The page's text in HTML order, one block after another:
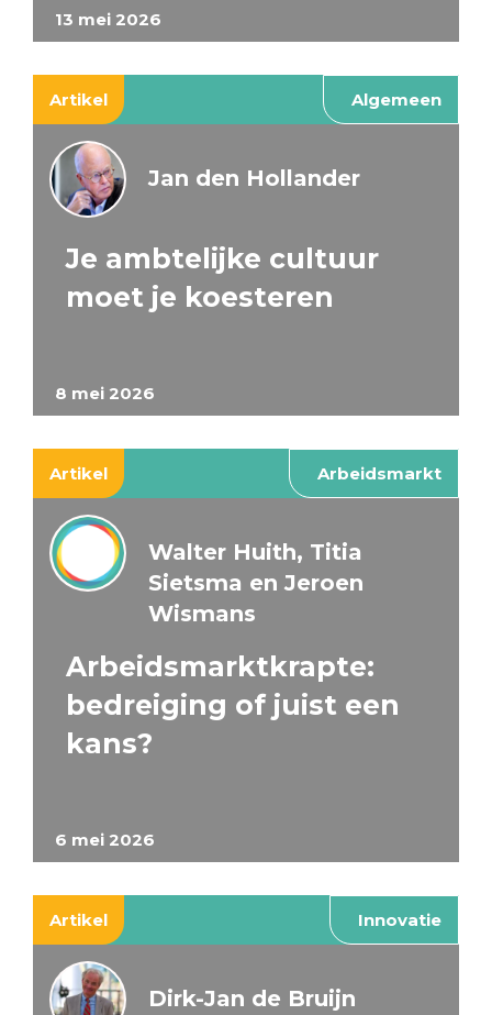
13 mei 2026
Artikel Algemeen
8 mei 2026
Jan den Hollander
Je ambtelijke cultuur
moet je koesteren
Artikel Arbeidsmarkt
6 mei 2026
Walter Huith, Titia
Sietsma en Jeroen
Wismans
Arbeidsmarktkrapte:
bedreiging of juist een
kans?
Artikel Innovatie
Dirk-Jan de Bruijn